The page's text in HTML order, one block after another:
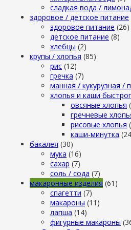
сладкая вода /
здоровое / детское питание
здоровое питание (26)
детское питание (8)
хлебцы (2)
крупы / хлопья (85)
рис (12)
гречка (7)
манная / кукурузная /
хлопья и каши
овсяные хлопья
гречневые
рисовые хлопья
каши-минутка
бакалея (30)
мука (16)
сахар (7)
cоль / cода (7)
макаронные изделия (61)
cпагетти (7)
макароны (11)
лапша (14)
фигурные макароны